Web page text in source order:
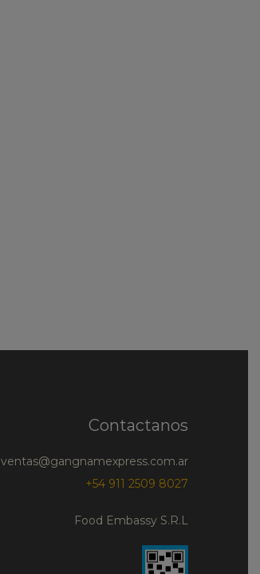
Contactanos
ventas@gangnamexpress.com.ar
+54 911 2509 8027
Food Embassy S.R.L